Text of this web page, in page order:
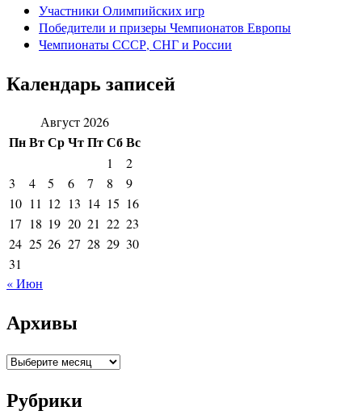
Участники Олимпийских игр
Победители и призеры Чемпионатов Европы
Чемпионаты СССР, СНГ и Росcии
Календарь записей
Август 2026
ПнВтСрЧтПтСбВс
1
2
3
4 5 6 7 8
9
10 11 12 13 14 15 16
17 18 19 20 21 22 23
24 25 26 27 28 29 30
31
« Июн
Архивы
Архивы
Рубрики